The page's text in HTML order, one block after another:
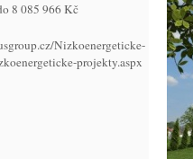
8 085 966 Kč
Nizkoenergeticke-
projekty.aspx